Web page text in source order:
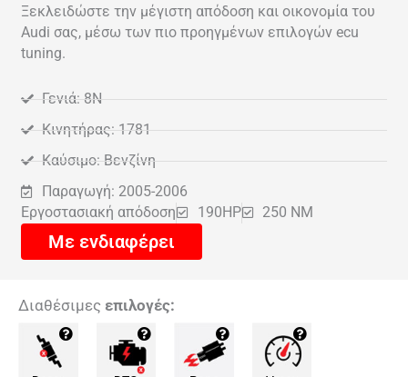
Ξεκλειδώστε την μέγιστη απόδοση και οικονομία του
Audi σας, μέσω των πιο προηγμένων επιλογών ecu
tuning.
Γενιά: 8N
Κινητήρας: 1781
Καύσιμο: Βενζίνη
Παραγωγή: 2005-2006
Εργοστασιακή απόδοση
190HP 250 NM
Με ενδιαφέρει
Διαθέσιμες επιλογές: